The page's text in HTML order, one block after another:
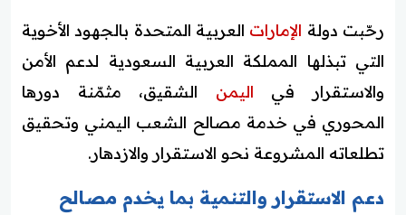
رحّبت دولة الإمارات العربية المتحدة بالجهود الأخوية
التي تبذلها المملكة العربية السعودية لدعم الأمن
والاستقرار في اليمن الشقيق، مثمّنة دورها
المحوري في خدمة مصالح الشعب اليمني وتحقيق
تطلعاته المشروعة نحو الاستقرار والازدهار.
دعم الاستقرار والتنمية بما يخدم مصالح